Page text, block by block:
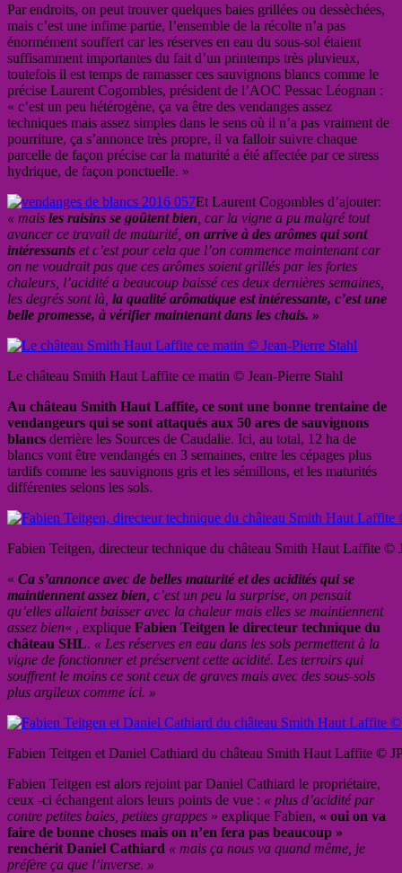
Par endroits, on peut trouver quelques baies grillées ou dessèchées,
mais c’est une infime partie, l’ensemble de la récolte n’a pas
énormément souffert car les réserves en eau du sous-sol étaient
suffisamment importantes du fait d’un printemps très pluvieux,
toutefois il est temps de ramasser ces sauvignons blancs comme le
précise Laurent Cogombles, président de l’AOC Pessac Léognan :
« c’est un peu hétérogène, ça va être des vendanges assez
techniques mais assez simples dans le sens où il n’a pas vraiment de
pourriture, ça s’annonce très propre, il va falloir suivre chaque
parcelle de façon précise car la maturité a été affectée par ce stress
hydrique, de façon ponctuelle. »
Et Laurent Cogombles d’ajouter:
« mais les raisins se goûtent bien , car la vigne a pu malgré tout
avancer ce travail de maturité, on arrive à des arômes qui sont
intéressants et c’est pour cela que l’on commence maintenant car
on ne voudrait pas que ces arômes soient grillés par les fortes
chaleurs, l’acidité a beaucoup baissé ces deux dernières semaines,
les degrés sont là, la qualité arômatique est intéressante, c’est une
belle promesse, à vérifier maintenant dans les chais. »
Le château Smith Haut Laffite ce matin © Jean-Pierre Stahl
Au château Smith Haut Laffite, ce sont une bonne trentaine de
vendangeurs qui se sont attaqués aux 50 ares de sauvignons
blancs derrière les Sources de Caudalie. Ici, au total, 12 ha de
blancs vont être vendangés en 3 semaines, entre les cépages plus
tardifs comme les sauvignons gris et les sémillons, et les maturités
différentes selons les sols.
Fabien Teitgen, directeur technique du château Smith Haut Laffite ©
« Ca s’annonce avec de belles maturité et des acidités qui se
maintiennent assez bien , c’est un peu la surprise, on pensait
qu’elles allaient baisser avec la chaleur mais elles se maintiennent
assez bien« , explique Fabien Teitgen le directeur technique du
château SHL. « Les réserves en eau dans les sols permettent à la
vigne de fonctionner et préservent cette acidité. Les terroirs qui
souffrent le moins ce sont ceux de graves mais avec des sous-sols
plus argileux comme ici. »
Fabien Teitgen et Daniel Cathiard du château Smith Haut Laffite ©
Fabien Teitgen est alors rejoint par Daniel Cathiard le propriétaire,
ceux -ci échangent alors leurs points de vue : « plus d’acidité par
contre petites baies, petites grappes » explique Fabien, « oui on va
faire de bonne choses mais on n’en fera pas beaucoup »
renchérit Daniel Cathiard « mais ça nous va quand même, je
préfère ça que l’inverse. »